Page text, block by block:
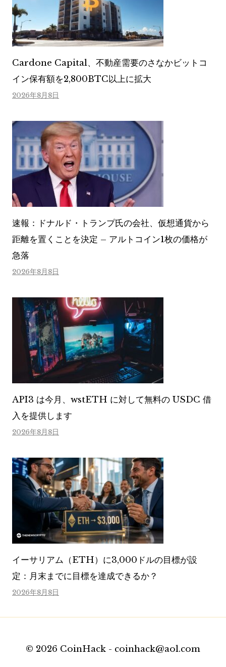
Cardone Capital、不動産需要のさなかビットコ
イン保有額を2,800BTC以上に拡大
2026年8月8日
速報：ドナルド・トランプ氏の会社、仮想通貨から
距離を置くことを決定 – アルトコイン1枚の価格が
急落
2026年8月8日
API3 は今月、wstETH に対して無料の USDC 借
入を提供します
2026年8月8日
イーサリアム（ETH）に3,000ドルの目標が設
定：月末までに目標を達成できるか？
2026年8月8日
© 2026 CoinHack - coinhack@aol.com